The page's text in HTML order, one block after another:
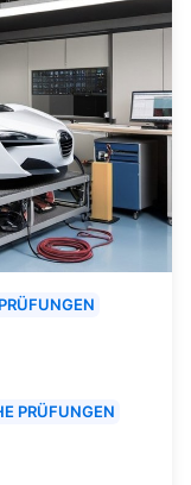
PRÜFUNGEN